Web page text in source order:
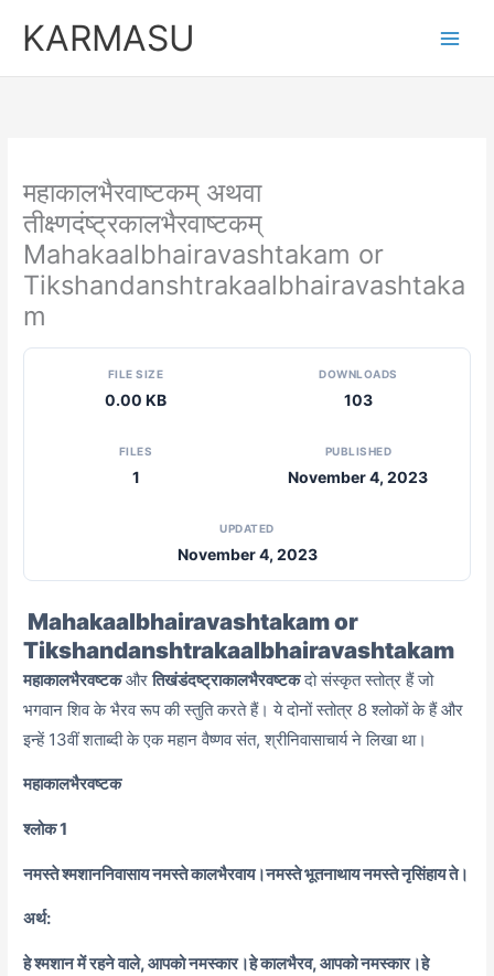
KARMASU
महाकालभैरवाष्टकम् अथवा
तीक्ष्णदंष्ट्रकालभैरवाष्टकम्
Mahakaalbhairavashtakam or
Tikshandanshtrakaalbhairavashtaka
m
FILE SIZE
0.00 KB
DOWNLOADS
103
FILES
1
PUBLISHED
November 4, 2023
UPDATED
November 4, 2023
Mahakaalbhairavashtakam or
Tikshandanshtrakaalbhairavashtakam
महाकालभैरवष्टकऔरतिखंडंदष्ट्राकालभैरवष्टकदो संस्कृत स्तोत्र हैं जो
भगवान शिव के भैरव रूप की स्तुति करते हैं। ये दोनों स्तोत्र 8 श्लोकों के हैं और
इन्हें 13वीं शताब्दी के एक महान वैष्णव संत, श्रीनिवासाचार्य ने लिखा था।
महाकालभैरवष्टक
श्लोक 1
नमस्ते श्मशाननिवासाय नमस्ते कालभैरवाय।नमस्ते भूतनाथाय नमस्ते नृसिंहाय ते।
अर्थ:
हे श्मशान में रहने वाले, आपको नमस्कार।हे कालभैरव, आपको नमस्कार।हे